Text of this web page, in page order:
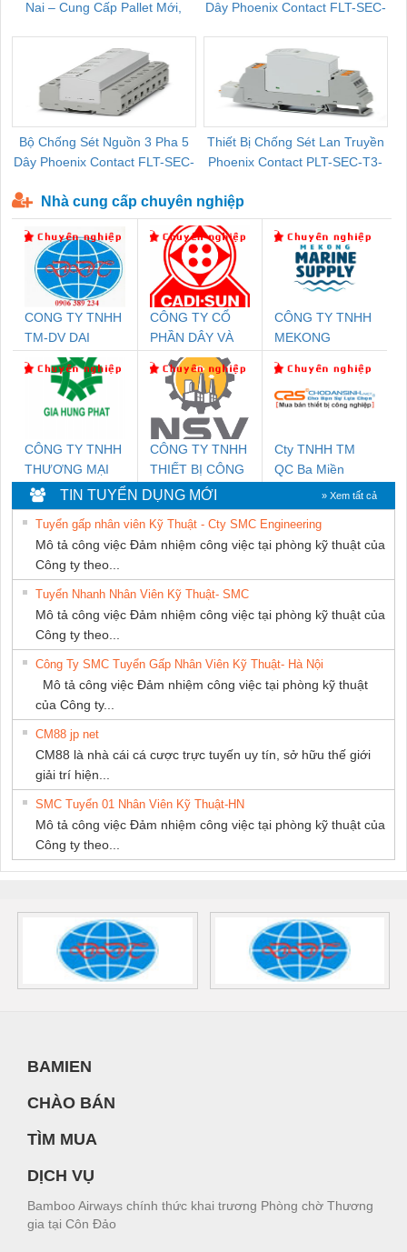
Nai – Cung Cấp Pallet Mới,
Dây Phoenix Contact FLT-SEC-
Bộ Chống Sét Nguồn 3 Pha 5
Dây Phoenix Contact FLT-SEC-
Thiết Bị Chống Sét Lan Truyền
Phoenix Contact PLT-SEC-T3-
Nhà cung cấp chuyên nghiệp
CONG TY TNHH
TM-DV DAI
DONG THANH
CÔNG TY CỔ
PHẦN DÂY VÀ
CÁP ĐIỆN
THƯỢNG ĐÌNH
CÔNG TY TNHH
MEKONG
SUPPLY
CÔNG TY TNHH
THƯƠNG MẠI
DỊCH VỤ KỸ
THUẬT ĐIỆN CƠ
GIA HƯNG PHÁT
CÔNG TY TNHH
THIẾT BỊ CÔNG
NGHIỆP NIHON
SETSUBI VIỆT
NAM
Cty TNHH TM
QC Ba Miền
TIN TUYỂN DỤNG MỚI » Xem tất cả
Tuyển gấp nhân viên Kỹ Thuật - Cty SMC Engineering
Mô tả công việc Đảm nhiệm công việc tại phòng kỹ thuật của
Công ty theo...
Tuyển Nhanh Nhân Viên Kỹ Thuật- SMC
Mô tả công việc Đảm nhiệm công việc tại phòng kỹ thuật của
Công ty theo...
Công Ty SMC Tuyển Gấp Nhân Viên Kỹ Thuật- Hà Nội
Mô tả công việc Đảm nhiệm công việc tại phòng kỹ thuật
của Công ty...
CM88 jp net
CM88 là nhà cái cá cược trực tuyến uy tín, sở hữu thế giới
giải trí hiện...
SMC Tuyển 01 Nhân Viên Kỹ Thuật-HN
Mô tả công việc Đảm nhiệm công việc tại phòng kỹ thuật của
Công ty theo...
BAMIEN
CHÀO BÁN
TÌM MUA
DỊCH VỤ
Bamboo Airways chính thức khai trương Phòng chờ Thương
gia tại Côn Đảo